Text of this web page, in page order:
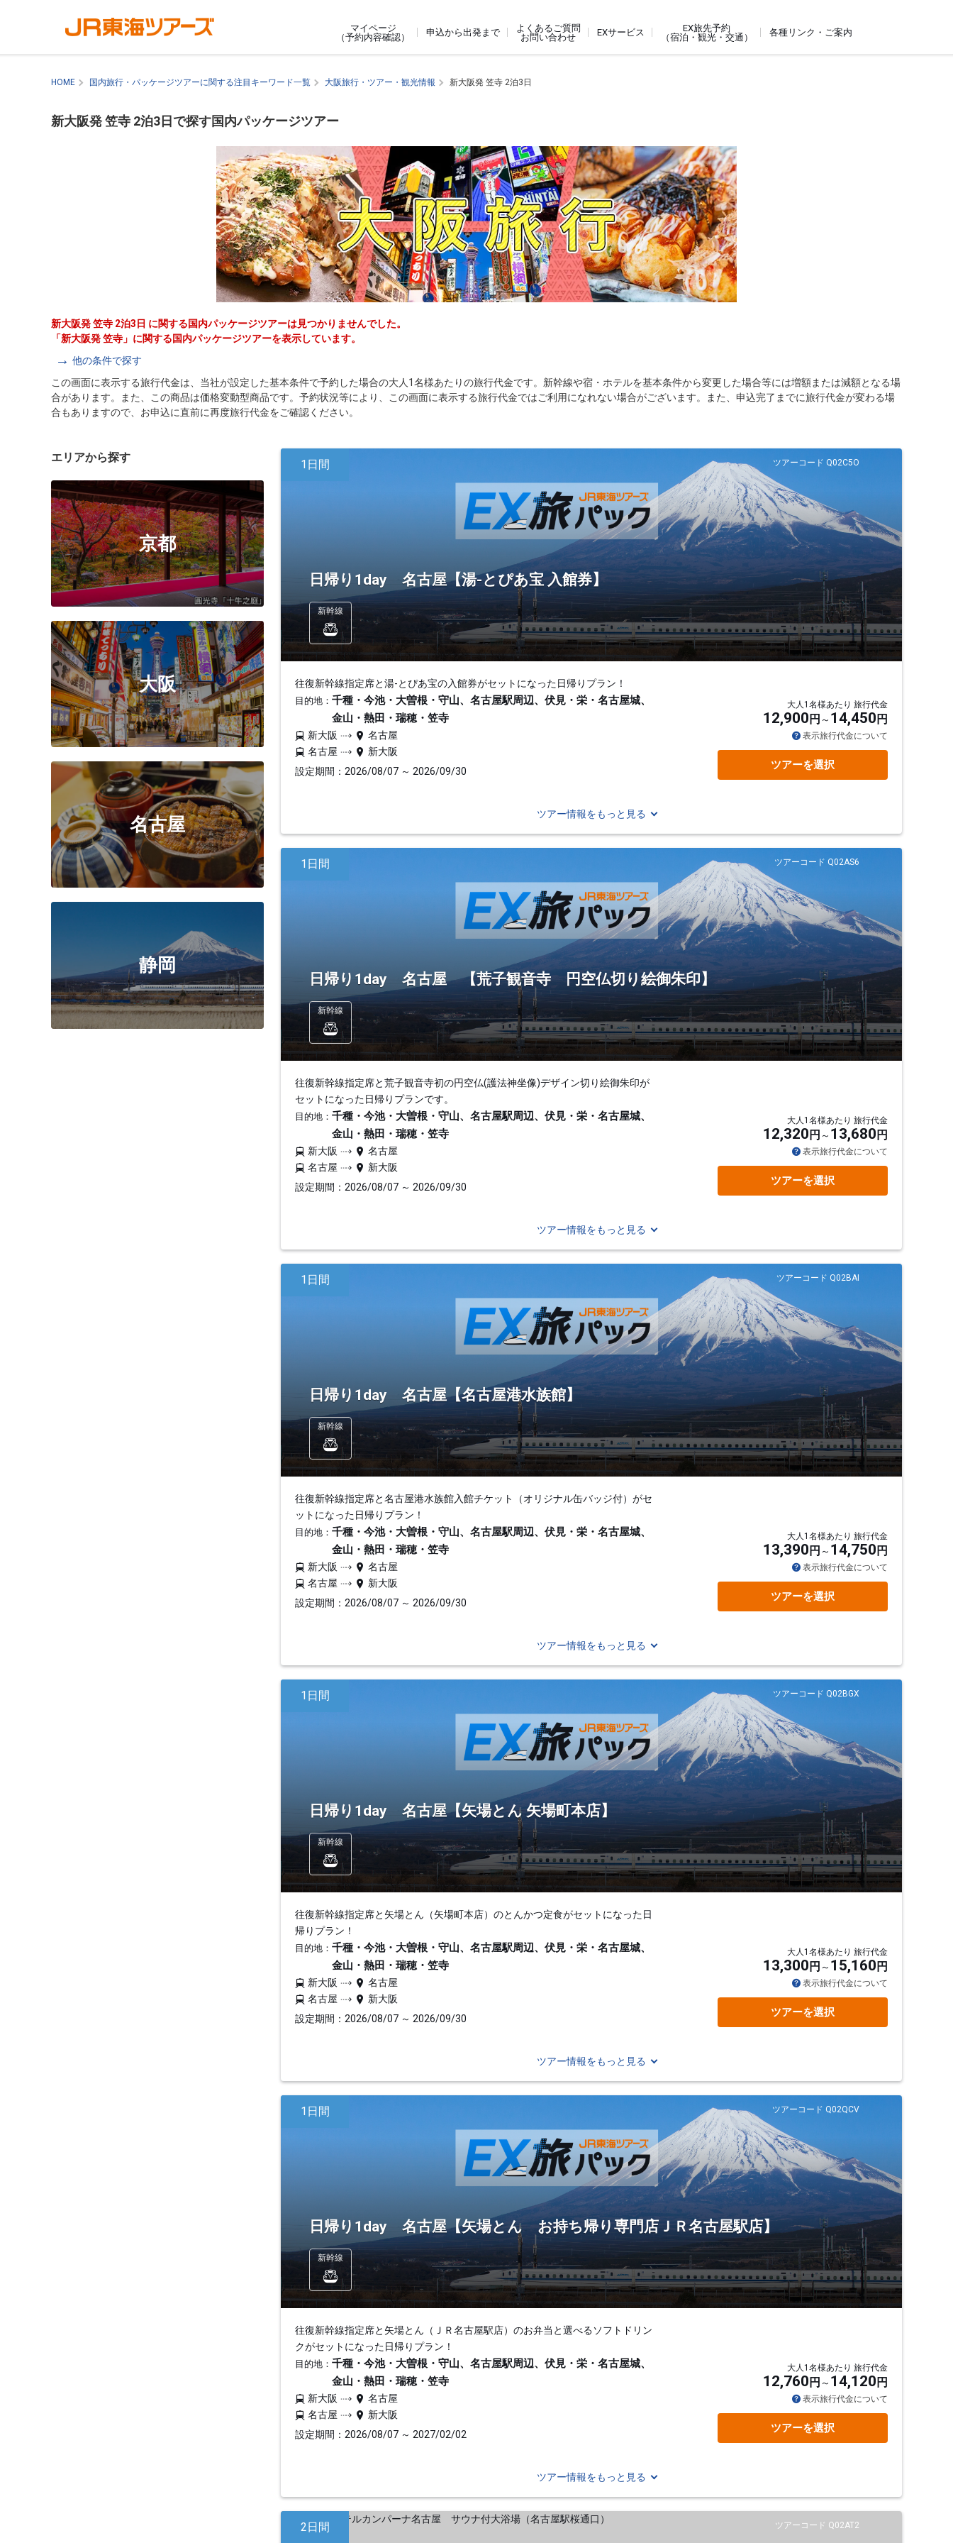
マイページ
（予約内容確認）
申込から出発まで
よくあるご質問
お問い合わせ
EXサービス
EX旅先予約
（宿泊・観光・交通）
各種リンク・ご案内
HOME 国内旅行・パッケージツアーに関する注目キーワード一覧 大阪旅行・ツアー・観光情報 新大阪発 笠寺 2泊3日
新大阪発 笠寺 2泊3日で探す国内パッケージツアー
新大阪発 笠寺 2泊3日 に関する国内パッケージツアーは見つかりませんでした。
「新大阪発 笠寺」に関する国内パッケージツアーを表示しています。
他の条件で探す
この画面に表示する旅行代金は、当社が設定した基本条件で予約した場合の大人1名様あたりの旅行代金です。新幹線や宿・ホテルを基本条件から変更した場合等には増額または減額となる場
合があります。また、この商品は価格変動型商品です。予約状況等により、この画面に表示する旅行代金ではご利用になれない場合がございます。また、申込完了までに旅行代金が変わる場
合もありますので、お申込に直前に再度旅行代金をご確認ください。
エリアから探す
京都
大阪
名古屋
静岡
ツアーコード Q02C5O
1日間
日帰り1day 名古屋【湯-とぴあ宝 入館券】
新幹線
往復新幹線指定席と湯-とぴあ宝の入館券がセットになった日帰りプラン！
目的地： 千種・今池・大曽根・守山、名古屋駅周辺、伏見・栄・名古屋城、
金山・熱田・瑞穂・笠寺
新大阪
名古屋
名古屋
新大阪
設定期間：2026/08/07 ～ 2026/09/30
大人1名様あたり 旅行代金
12,900 円 14,450 円
表示旅行代金について
ツアーを選択
ツアー情報をもっと見る
ツアーコード Q02AS6
1日間
日帰り1day 名古屋 【荒子観音寺 円空仏切り絵御朱印】
新幹線
往復新幹線指定席と荒子観音寺初の円空仏(護法神坐像)デザイン切り絵御朱印が
セットになった日帰りプランです。
目的地： 千種・今池・大曽根・守山、名古屋駅周辺、伏見・栄・名古屋城、
金山・熱田・瑞穂・笠寺
新大阪
名古屋
名古屋
新大阪
設定期間：2026/08/07 ～ 2026/09/30
大人1名様あたり 旅行代金
12,320 円 13,680 円
表示旅行代金について
ツアーを選択
ツアー情報をもっと見る
ツアーコード Q02BAI
1日間
日帰り1day 名古屋【名古屋港水族館】
新幹線
往復新幹線指定席と名古屋港水族館入館チケット（オリジナル缶バッジ付）がセ
ットになった日帰りプラン！
目的地： 千種・今池・大曽根・守山、名古屋駅周辺、伏見・栄・名古屋城、
金山・熱田・瑞穂・笠寺
新大阪
名古屋
名古屋
新大阪
設定期間：2026/08/07 ～ 2026/09/30
大人1名様あたり 旅行代金
13,390 円 14,750 円
表示旅行代金について
ツアーを選択
ツアー情報をもっと見る
ツアーコード Q02BGX
1日間
日帰り1day 名古屋【矢場とん 矢場町本店】
新幹線
往復新幹線指定席と矢場とん（矢場町本店）のとんかつ定食がセットになった日
帰りプラン！
目的地： 千種・今池・大曽根・守山、名古屋駅周辺、伏見・栄・名古屋城、
金山・熱田・瑞穂・笠寺
新大阪
名古屋
名古屋
新大阪
設定期間：2026/08/07 ～ 2026/09/30
大人1名様あたり 旅行代金
13,300 円 15,160 円
表示旅行代金について
ツアーを選択
ツアー情報をもっと見る
ツアーコード Q02QCV
1日間
日帰り1day 名古屋【矢場とん お持ち帰り専門店ＪＲ名古屋駅店】
新幹線
往復新幹線指定席と矢場とん（ＪＲ名古屋駅店）のお弁当と選べるソフトドリン
クがセットになった日帰りプラン！
目的地： 千種・今池・大曽根・守山、名古屋駅周辺、伏見・栄・名古屋城、
金山・熱田・瑞穂・笠寺
新大阪
名古屋
名古屋
新大阪
設定期間：2026/08/07 ～ 2027/02/02
大人1名様あたり 旅行代金
12,760 円 14,120 円
表示旅行代金について
ツアーを選択
ツアー情報をもっと見る
ツアーコード Q02AT2
2日間